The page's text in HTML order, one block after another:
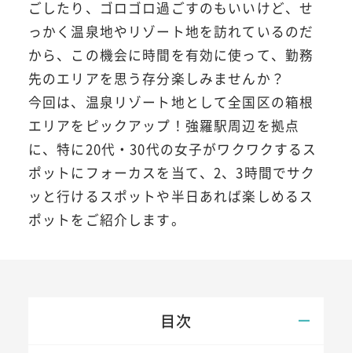
ごしたり、ゴロゴロ過ごすのもいいけど、せ
っかく温泉地やリゾート地を訪れているのだ
から、この機会に時間を有効に使って、勤務
先のエリアを思う存分楽しみませんか？
今回は、温泉リゾート地として全国区の箱根
エリアをピックアップ！強羅駅周辺を拠点
に、特に20代・30代の女子がワクワクするス
ポットにフォーカスを当て、2、3時間でサク
ッと行けるスポットや半日あれば楽しめるス
ポットをご紹介します。
目次